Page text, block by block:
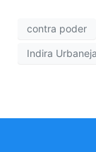
contra poder
Indira Urbaneja